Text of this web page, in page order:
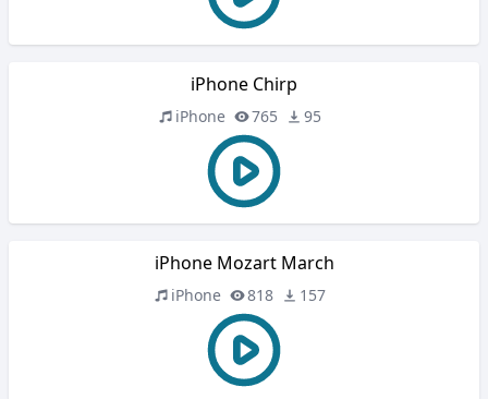
iPhone Chirp
iPhone 765 95
iPhone Mozart March
iPhone 818 157